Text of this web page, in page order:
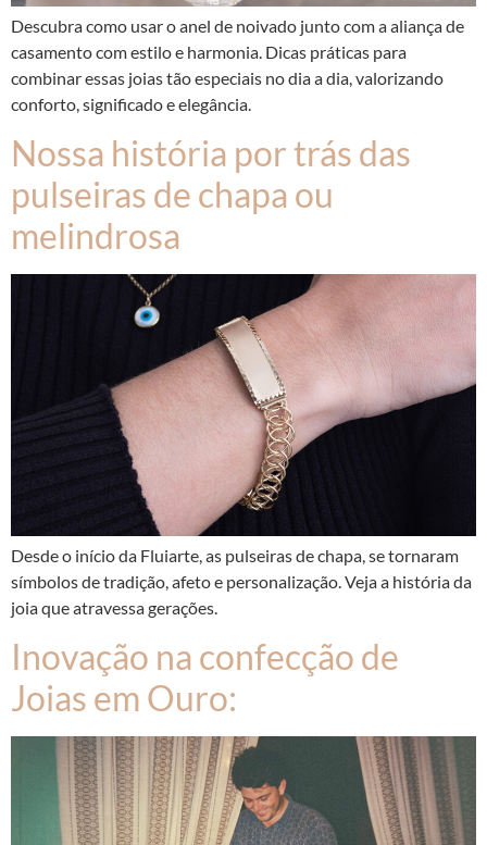
Descubra como usar o anel de noivado junto com a aliança de
casamento com estilo e harmonia. Dicas práticas para
combinar essas joias tão especiais no dia a dia, valorizando
conforto, significado e elegância.
Nossa história por trás das
pulseiras de chapa ou
melindrosa
Desde o início da Fluiarte, as pulseiras de chapa, se tornaram
símbolos de tradição, afeto e personalização. Veja a história da
joia que atravessa gerações.
Inovação na confecção de
Joias em Ouro: